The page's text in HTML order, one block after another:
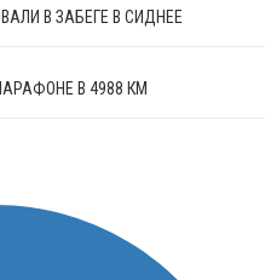
В ЗАБЕГЕ В СИДНЕЕ
В 4988 КМ